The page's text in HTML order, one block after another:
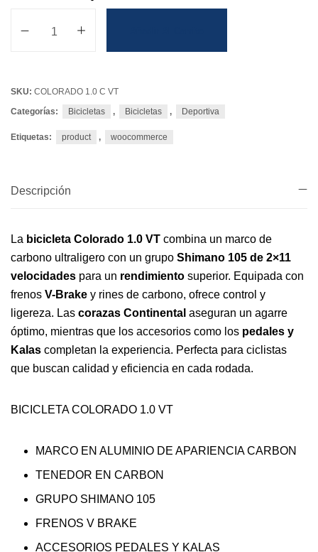
SKU: COLORADO 1.0 C VT
Categorías:
Bicicletas , Bicicletas , Deportiva
Etiquetas: product , woocommerce
Descripción
La bicicleta Colorado 1.0 VT combina un marco de
carbono ultraligero con un grupo Shimano 105 de 2×11
velocidades para un rendimiento superior. Equipada con
frenos V-Brake y rines de carbono, ofrece control y
ligereza. Las corazas Continental aseguran un agarre
óptimo, mientras que los accesorios como los pedales y
Kalas completan la experiencia. Perfecta para ciclistas
que buscan calidad y eficiencia en cada rodada.
BICICLETA COLORADO 1.0 VT
MARCO EN ALUMINIO DE APARIENCIA CARBON
TENEDOR EN CARBON
GRUPO SHIMANO 105
FRENOS V BRAKE
ACCESORIOS PEDALES Y KALAS